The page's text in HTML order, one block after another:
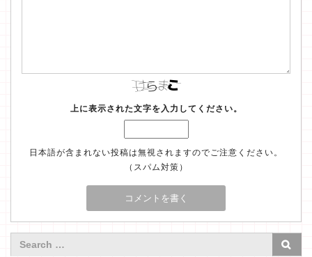
上に表示された文字を入力してください。
日本語が含まれない投稿は無視されますのでご注意ください。
（スパム対策）